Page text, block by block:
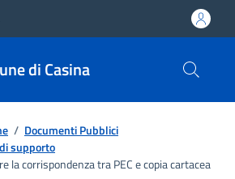
di Casina
/ Documenti Pubblici
supporto
la corrispondenza tra PEC e copia cartacea